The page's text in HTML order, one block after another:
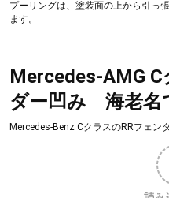
ンダー凹みデント
ル対応 海老名で